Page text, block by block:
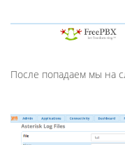
После попадаем мы на